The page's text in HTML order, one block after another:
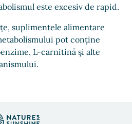
este excesiv de rapid.
suplimentele alimentare
pot conține
L-carnitină și alte